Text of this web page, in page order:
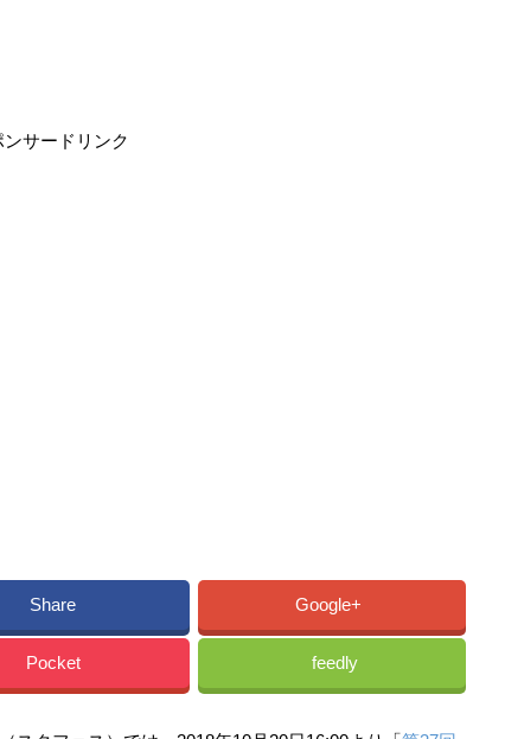
ンサードリンク
Share Google+
Pocket feedly